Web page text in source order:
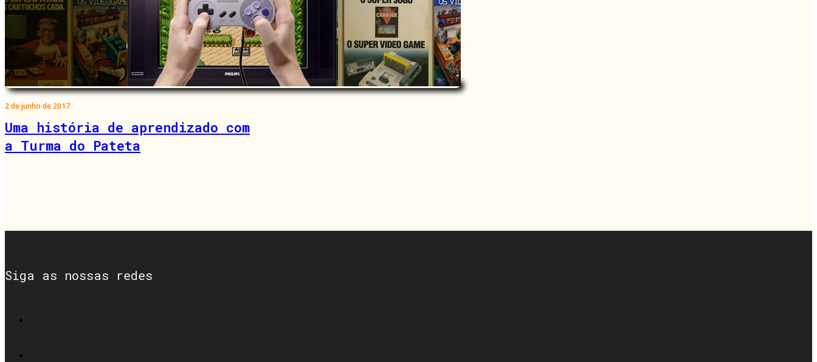
2 de junho de 2017
Uma história de aprendizado com
a Turma do Pateta
Siga as nossas redes